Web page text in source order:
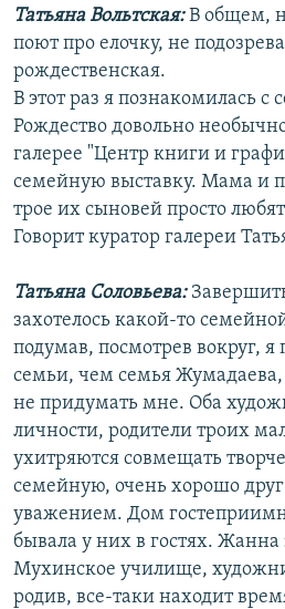
Татьяна Вольтская:В общем,
поют про елочку, не
рождественская.
В этот раз я познакомилась
Рождество довольно
галерее "Центр книги и
семейную выставку. Мама и
трое их сыновей просто
Говорит куратор галереи
Татьяна Соловьева:
захотелось какой-то
подумав, посмотрев вокруг, я
семьи, чем семья
не придумать мне. Оба
личности, родители троих
ухитряются совмещать
семейную, очень хорошо друг
уважением. Дом
бывала у них в гостях. Жанна
Мухинское училище,
родив, все-таки находит